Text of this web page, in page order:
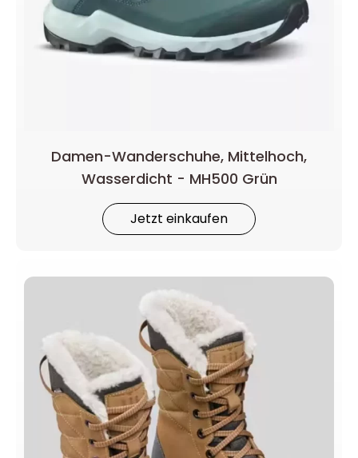
Damen-Wanderschuhe, Mittelhoch,
Wasserdicht - MH500 Grün
Jetzt einkaufen